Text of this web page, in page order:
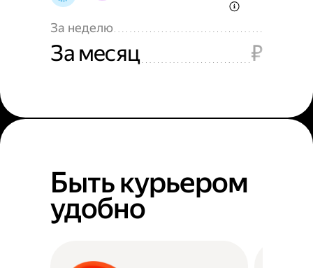
За неделю
За месяц ₽
Быть курьером
удобно